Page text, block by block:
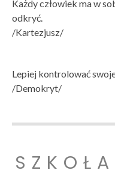
Każdy człowiek ma w
odkryć.
/Kartezjusz/
Lepiej kontrolować swoje
/Demokryt/